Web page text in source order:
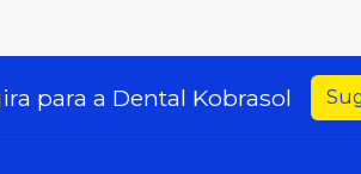
para a Dental Kobrasol